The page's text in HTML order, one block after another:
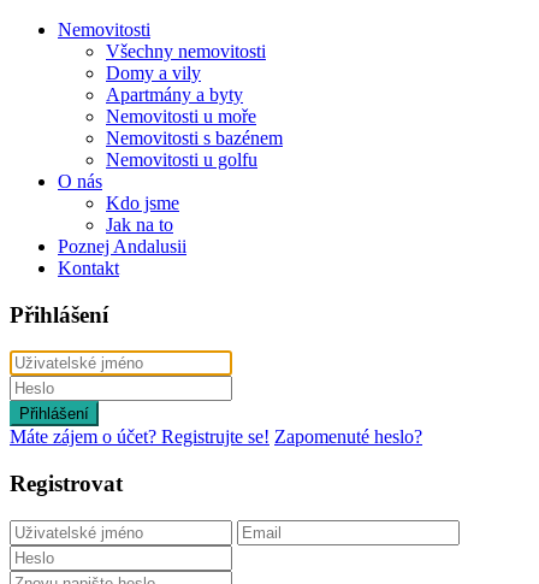
Nemovitosti
Všechny nemovitosti
Domy a vily
Apartmány a byty
Nemovitosti u moře
Nemovitosti s bazénem
Nemovitosti u golfu
O nás
Kdo jsme
Jak na to
Poznej Andalusii
Kontakt
Přihlášení
Přihlášení
Máte zájem o účet? Registrujte se! Zapomenuté heslo?
Registrovat